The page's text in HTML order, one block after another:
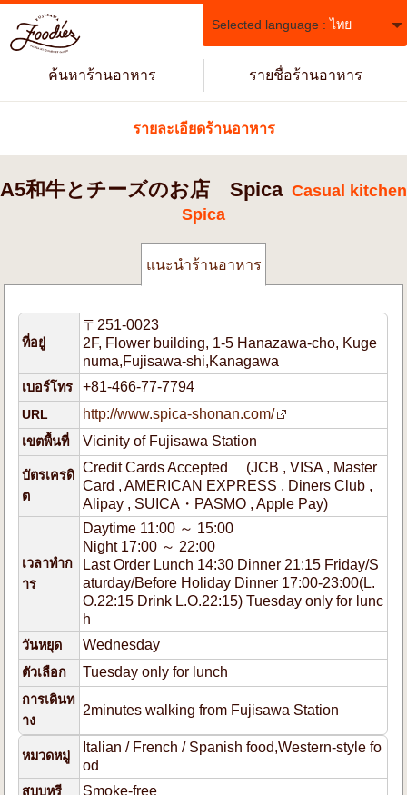
Selected language :ไทย
ค้นหาร้านอาหาร รายชื่อร้านอาหาร
รายละเอียดร้านอาหาร
A5和牛とチーズのお店 Spica Casual kitchen
Spica
แนะนำร้านอาหาร
ที่อยู่
〒251-0023
2F, Flower building, 1-5 Hanazawa-cho, Kuge
numa,Fujisawa-shi,Kanagawa
เบอร์โทร +81-466-77-7794
URL http://www.spica-shonan.com/
เขตพื้นที่ Vicinity of Fujisawa Station
บัตรเครดิ
ต
Credit Cards Accepted (JCB , VISA , Master
Card , AMERICAN EXPRESS , Diners Club ,
Alipay , SUICA・PASMO , Apple Pay)
เวลาทำก
าร
Daytime 11:00 ～ 15:00
Night 17:00 ～ 22:00
Last Order Lunch 14:30 Dinner 21:15 Friday/S
aturday/Before Holiday Dinner 17:00-23:00(L.
O.22:15 Drink L.O.22:15) Tuesday only for lunc
h
วันหยุด Wednesday
ตัวเลือก Tuesday only for lunch
การเดินท
าง
2minutes walking from Fujisawa Station
หมวดหมู่
Italian / French / Spanish food,Western-style fo
od
สูบบุหรี Smoke-free